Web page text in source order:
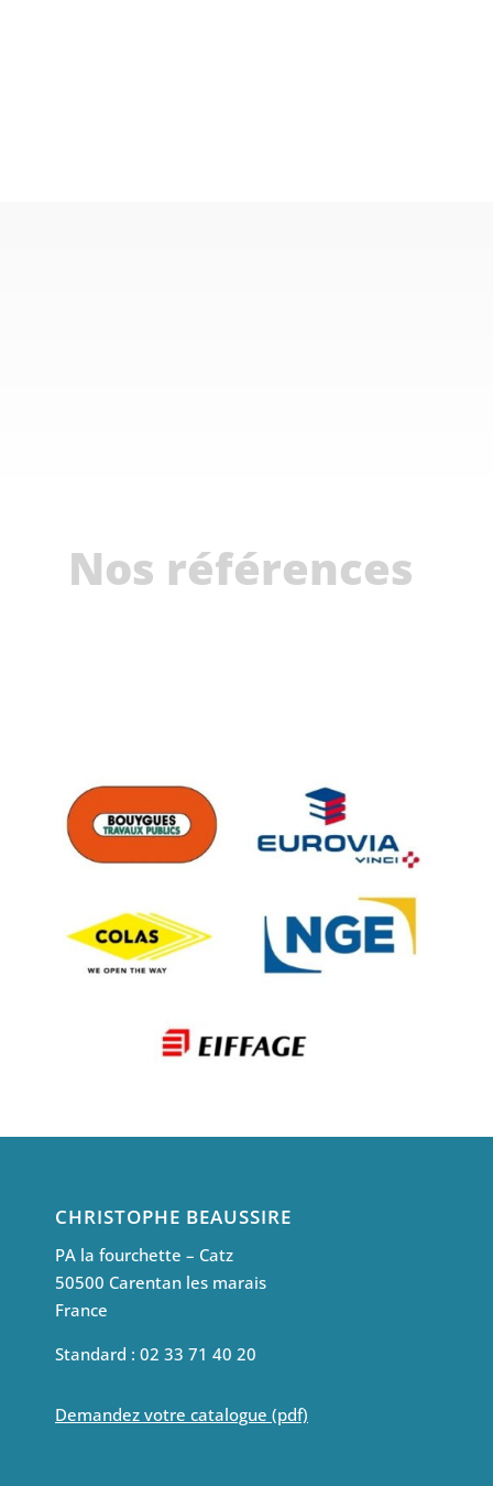
Nos références
CHRISTOPHE BEAUSSIRE
PA la fourchette – Catz
50500 Carentan les marais
France
Standard : 02 33 71 40 20
Demandez votre catalogue (pdf)